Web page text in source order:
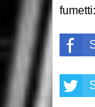
fumetti: